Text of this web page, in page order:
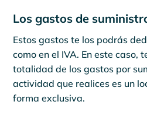
Los gastos de
Estos gastos te los podrás
como en el IVA. En este caso,
totalidad de los gastos por
actividad que realices es un
forma exclusiva.